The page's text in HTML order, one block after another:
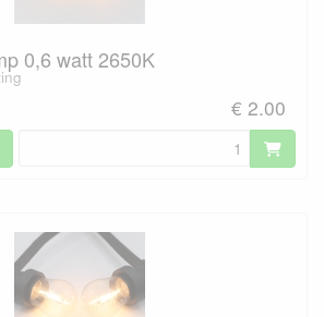
0,6 watt 2650K
€ 2.00